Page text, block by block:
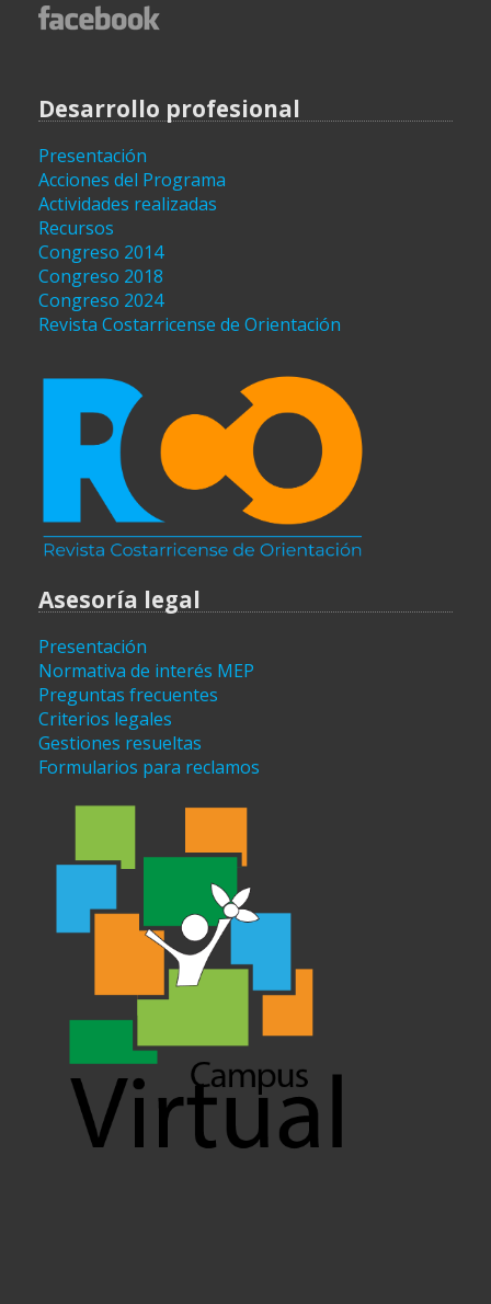
Desarrollo profesional
Presentación
Acciones del Programa
Actividades realizadas
Recursos
Congreso 2014
Congreso 2018
Congreso 2024
Revista Costarricense de Orientación
Asesoría legal
Presentación
Normativa de interés MEP
Preguntas frecuentes
Criterios legales
Gestiones resueltas
Formularios para reclamos